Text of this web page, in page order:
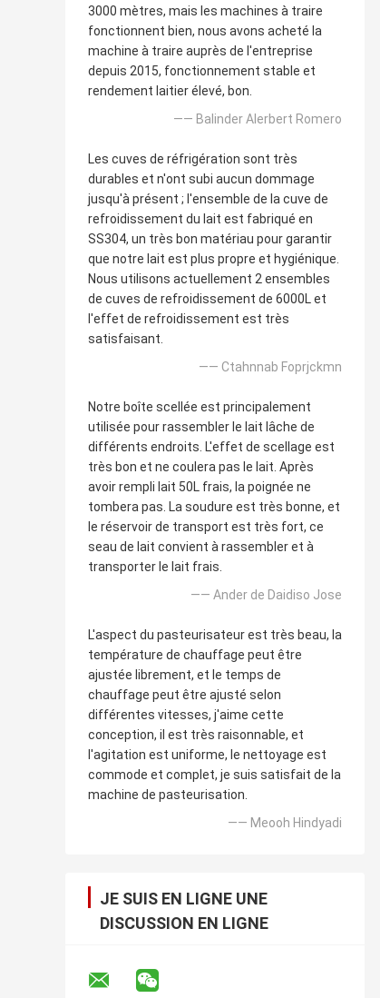
3000 mètres, mais les machines à traire
fonctionnent bien, nous avons acheté la
machine à traire auprès de l'entreprise
depuis 2015, fonctionnement stable et
rendement laitier élevé, bon.
—— Balinder Alerbert Romero
Les cuves de réfrigération sont très
durables et n'ont subi aucun dommage
jusqu'à présent ; l'ensemble de la cuve de
refroidissement du lait est fabriqué en
SS304, un très bon matériau pour garantir
que notre lait est plus propre et hygiénique.
Nous utilisons actuellement 2 ensembles
de cuves de refroidissement de 6000L et
l'effet de refroidissement est très
satisfaisant.
—— Ctahnnab Foprjckmn
Notre boîte scellée est principalement
utilisée pour rassembler le lait lâche de
différents endroits. L'effet de scellage est
très bon et ne coulera pas le lait. Après
avoir rempli lait 50L frais, la poignée ne
tombera pas. La soudure est très bonne, et
le réservoir de transport est très fort, ce
seau de lait convient à rassembler et à
transporter le lait frais.
—— Ander de Daidiso Jose
L'aspect du pasteurisateur est très beau, la
température de chauffage peut être
ajustée librement, et le temps de
chauffage peut être ajusté selon
différentes vitesses, j'aime cette
conception, il est très raisonnable, et
l'agitation est uniforme, le nettoyage est
commode et complet, je suis satisfait de la
machine de pasteurisation.
—— Meooh Hindyadi
JE SUIS EN LIGNE UNE
DISCUSSION EN LIGNE